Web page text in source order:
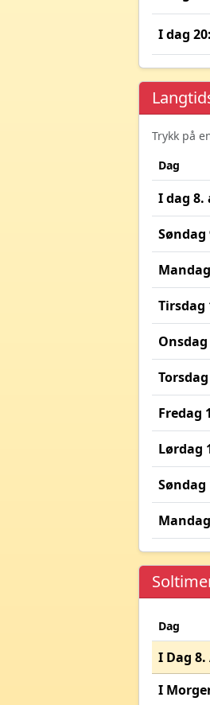
I dag
Trykk på
Dag
I dag 8.
Søndag
Tirsdag
Fredag
Lørdag
Søndag
Dag
I Dag 8.
I